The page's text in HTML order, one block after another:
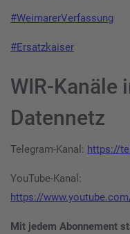
#WeimarerVerfassung
#Ersatzkaiser
WIR-Kanäle
Datennetz
Telegram-Kanal: https://
YouTube-Kanal:
https://
Mit jedem Abonnement